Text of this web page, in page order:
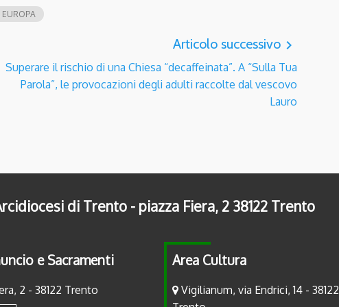
Articolo successivo navigate_next
Superare il rischio di una Chiesa “decaffeinata”. A “Sulla Tua
Parola”, le provocazioni degli adulti raccolte dal vescovo
Lauro
di Trento - piazza Fiera, 2 38122 Trento
e Sacramenti
2 - 38122 Trento
Area Cultura
Vigilianum, via Endrici, 14 - 38122